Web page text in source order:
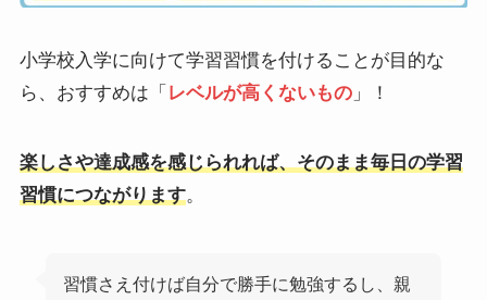
小学校入学に向けて学習習慣を付けることが目的な
ら、おすすめは「 レベルが高くないもの」！
楽しさや達成感を感じられれば、そのまま毎日の学習
習慣につながります。
習慣さえ付けば自分で勝手に勉強するし、親